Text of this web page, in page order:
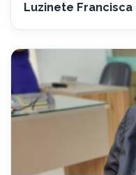
Luzinete Francisca